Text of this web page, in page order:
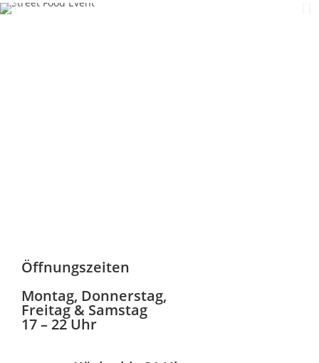
Öffnungszeiten
Montag, Donnerstag,
Freitag & Samstag
17 – 22 Uhr